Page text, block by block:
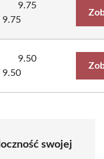
9.75
9.75
9.50
9.50
swojej